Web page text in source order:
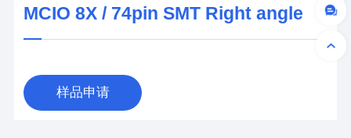
MCIO 8X / 74pin SMT Right angle
样品申请